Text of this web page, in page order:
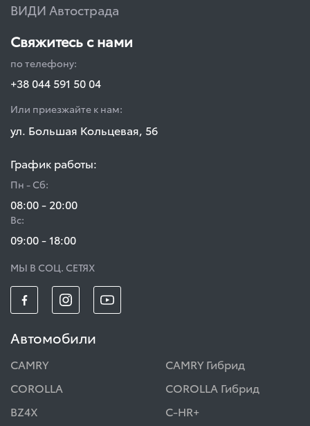
ВИДИ Автострада
Свяжитесь с нами
по телефону:
+38 044 591 50 04
Или приезжайте к нам:
ул. Большая Кольцевая, 56
График работы:
Пн - Сб:
08:00 - 20:00
Вс:
09:00 - 18:00
МЫ В СОЦ. СЕТЯХ
Автомобили
CAMRY
CAMRY Гибрид
COROLLA
COROLLA Гибрид
BZ4X
C-HR+